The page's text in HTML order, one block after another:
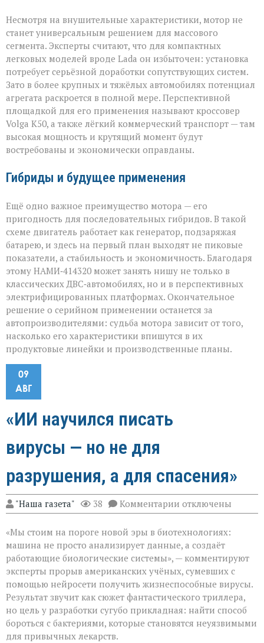
Несмотря на внушительные характеристики, мотор не
станет универсальным решением для массового
сегмента. Эксперты считают, что для компактных
легковых моделей вроде Lada он избыточен: установка
потребует серьёзной доработки сопутствующих систем.
Зато в более крупных и тяжёлых автомобилях потенциал
агрегата раскроется в полной мере. Перспективной
площадкой для его применения называют кроссовер
Volga К50, а также лёгкий коммерческий транспорт — там
высокая мощность и крутящий момент будут
востребованы и экономически оправданы.
Гибриды и будущее применения
Ещё одно важное преимущество мотора — его
пригодность для последовательных гибридов. В такой
схеме двигатель работает как генератор, подзаряжая
батарею, и здесь на первый план выходят не пиковые
показатели, а стабильность и экономичность. Благодаря
этому НАМИ‑414320 может занять нишу не только в
классических ДВС‑автомобилях, но и в перспективных
электрифицированных платформах. Окончательное
решение о серийном применении останется за
автопроизводителями: судьба мотора зависит от того,
насколько его характеристики впишутся в их
продуктовые линейки и производственные планы.
09
АВГ
«ИИ научился писать
вирусы — но не для
разрушения, а для спасения»
"Наша газета" 38 Комментарии к
записи
научился
писать
вирусы — но
не
для
разрушения,
а
для
спасения»
отключены
«Мы стоим на пороге новой эры в биотехнологиях:
машина не просто анализирует данные, а создаёт
работающие биологические системы», — комментируют
эксперты прорыв американских учёных, сумевших с
помощью нейросети получить жизнеспособные вирусы.
Результат звучит как сюжет фантастического триллера,
но цель у разработки сугубо прикладная: найти способ
бороться с бактериями, которые становятся неуязвимыми
для привычных лекарств.